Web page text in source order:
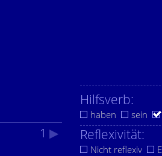
1 ▶
Hilfsverb:
haben sein
Reflexivität:
Nicht reflexiv